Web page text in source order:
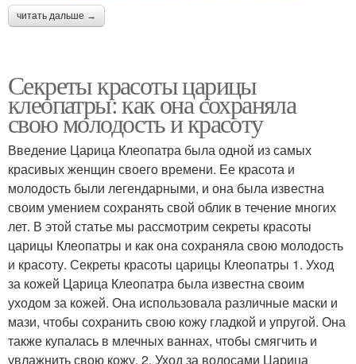
читать дальше →
Секреты красоты царицы
клеопатры: как она сохраняла
свою молодость и красоту
Введение Царица Клеопатра была одной из самых
красивых женщин своего времени. Ее красота и
молодость были легендарными, и она была известна
своим умением сохранять свой облик в течение многих
лет. В этой статье мы рассмотрим секреты красоты
царицы Клеопатры и как она сохраняла свою молодость
и красоту. Секреты красоты царицы Клеопатры 1. Уход
за кожей Царица Клеопатра была известна своим
уходом за кожей. Она использовала различные маски и
мази, чтобы сохранить свою кожу гладкой и упругой. Она
также купалась в млечных ваннах, чтобы смягчить и
увлажнить свою кожу. 2. Уход за волосами Царица